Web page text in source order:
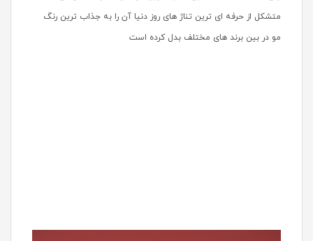
متشکل از حرفه ای ترین تناژ های روز دنیا آن را به جذاب ترین رنگ
مو در بین برند های مختلف بدل کرده است